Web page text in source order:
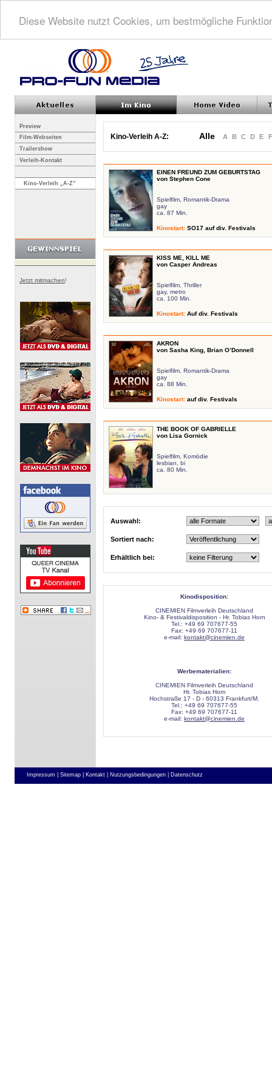
Diese Website nutzt Cookies, um bestmögliche
Preview
Film-Webseiten
Trailershow
Verleih-Kontakt
Kino-Verleih „A-Z”
Jetzt mitmachen!
Kino-Verleih A-Z: Alle A B C D E F
EINEN FREUND ZUM GEBURTSTAG
von Stephen Cone
Spielfilm, Romantik-Drama
gay
ca. 87 Min.
Kinostart: SO17 auf div. Festivals
KISS ME, KILL ME
von Casper Andreas
Spielfilm, Thriller
gay, metro
ca. 100 Min.
Kinostart: Auf div. Festivals
AKRON
von Sasha King, Brian O’Donnell
Spielfilm, Romantik-Drama
gay
ca. 88 Min.
Kinostart: auf div. Festivals
THE BOOK OF GABRIELLE
von Lisa Gornick
Spielfilm, Komödie
lesbian, bi
ca. 80 Min.
Auswahl:
Sortiert nach:
Erhältlich bei:
Kinodisposition:
CINEMIEN Filmverleih Deutschland
Kino- & Festivaldisposition - Hr. Tobias Horn
Tel.: +49 69 707677-55
Fax: +49 69 707677-11
e-mail: kontakt@cinemien.de
Werbematerialien:
CINEMIEN Filmverleih Deutschland
Hr. Tobias Horn
Hochstraße 17 - D - 60313 Frankfurt/M.
Tel.: +49 69 707677-55
Fax: +49 69 707677-11
e-mail: kontakt@cinemien.de
Impressum | Sitemap | Kontakt | Nutzungsbedingungen | Datenschutz